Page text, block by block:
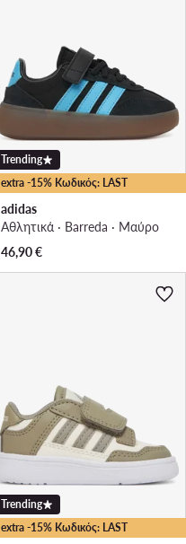
extra -15% Κωδικός: LAST
Trending
adidas
Αθλητικά · Barreda · Μαύρο
46,90€
extra -15% Κωδικός: LAST
Trending